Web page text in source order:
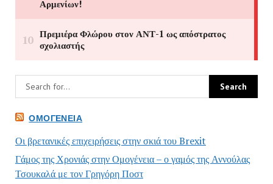
ΟΜΟΓΈΝΕΙΑ
Οι βρετανικές επιχειρήσεις στην σκιά του Brexit
Γάμος της Χρονιάς στην Ομογένεια – ο γαμός της Αννούλας
Τσουκαλά με τον Γρηγόρη Ποστ